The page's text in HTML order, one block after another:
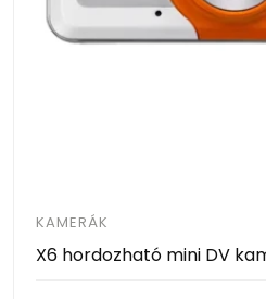
KAMERÁK
X6 hordozható mini DV